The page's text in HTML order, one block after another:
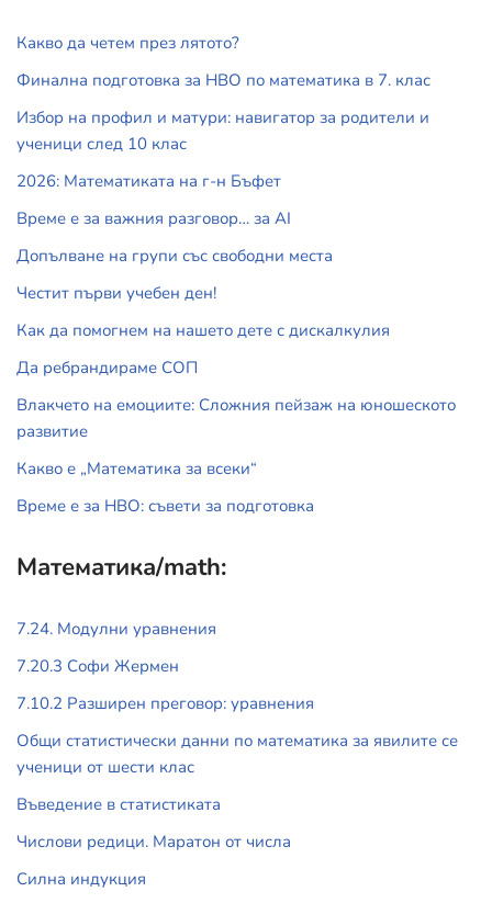
Какво да четем през лятото?
Финална подготовка за НВО по математика в 7. клас
Избор на профил и матури: навигатор за родители и
ученици след 10 клас
2026: Математиката на г-н Бъфет
Време е за важния разговор… за АI
Допълване на групи със свободни места
Честит първи учебен ден!
Как да помогнем на нашето дете с дискалкулия
Да ребрандираме СОП
Влакчето на емоциите: Сложния пейзаж на юношеското
развитие
Какво е „Математика за всеки“
Време е за НВО: съвети за подготовка
Математика/math:
7.24. Модулни уравнения
7.20.3 Софи Жермен
7.10.2 Разширен преговор: уравнения
Общи статистически данни по математика за явилите се
ученици от шести клас
Въведение в статистиката
Числови редици. Маратон от числа
Силна индукция